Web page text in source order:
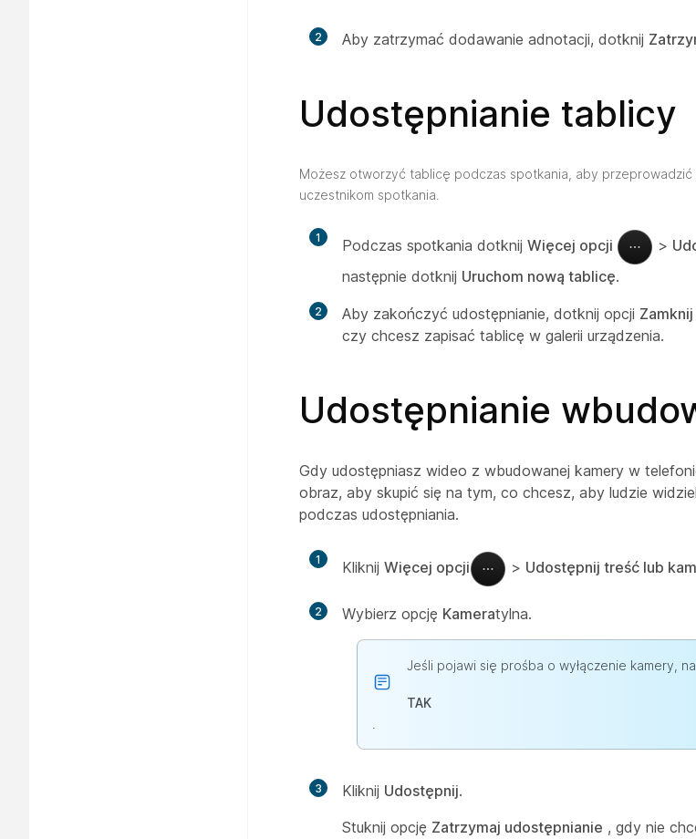
2 Aby zatrzymać dodawanie adnotacji, dotknij
Udostępnianie tablicy
Możesz otworzyć tablicę podczas spotkania, aby przeprowadzić
uczestnikom spotkania.
1 Podczas spotkania dotknij Więcej opcji >
następnie dotknij Uruchom nową tablicę.
2 Aby zakończyć udostępnianie, dotknij opcji
czy chcesz zapisać tablicę w galerii urządzenia.
Udostępnianie
Gdy udostępniasz wideo z wbudowanej kamery w
obraz, aby skupić się na tym, co chcesz, aby ludzie
podczas udostępniania.
1 Kliknij Więcej opcji > Udostępnij treść lub
2 Wybierz opcję Kameratylna.
Jeśli pojawi się prośba o wyłączenie kamery,
TAK
3 Kliknij Udostępnij.
Stuknij opcję Zatrzymaj udostępnianie , gdy nie